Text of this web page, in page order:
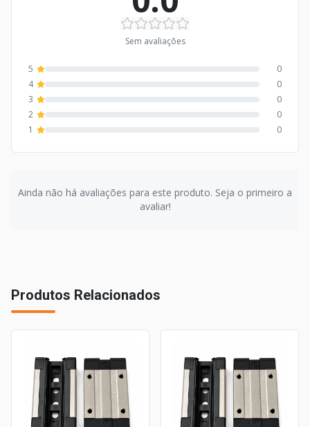
Sem avaliações
5
0
4
0
3
0
2
0
1
0
Ainda não há avaliações para este produto. Seja o primeiro a
avaliar!
Produtos Relacionados